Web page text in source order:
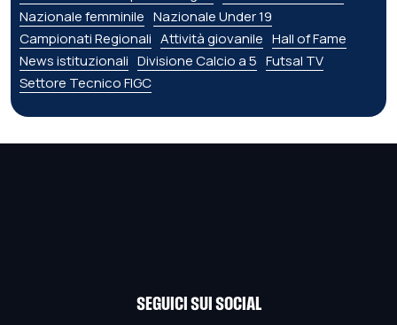
Nazionale femminile Nazionale Under 19
Campionati Regionali Attività giovanile Hall of Fame
News istituzionali Divisione Calcio a 5 Futsal TV
Settore Tecnico FIGC
SEGUICI SUI SOCIAL